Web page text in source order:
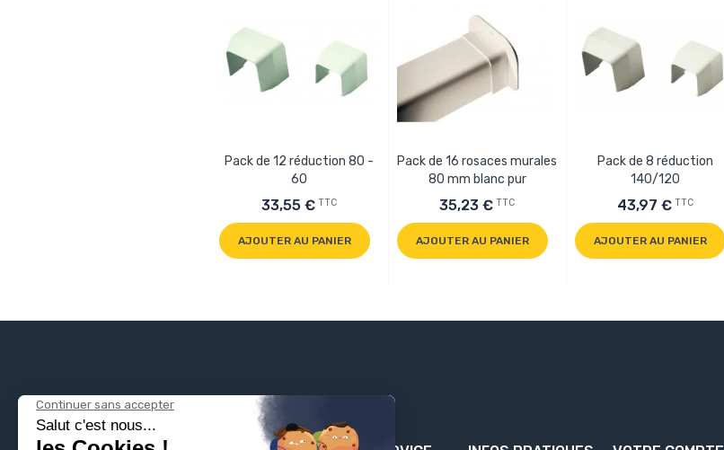
Pack de 12 réduction 80 -
60
33,55 € TTC
AJOUTER AU PANIER
Pack de 16 rosaces murales
80 mm blanc pur
35,23 € TTC
AJOUTER AU PANIER
Pack de 8 réduction
140/120
43,97 € TTC
AJOUTER AU PANIER